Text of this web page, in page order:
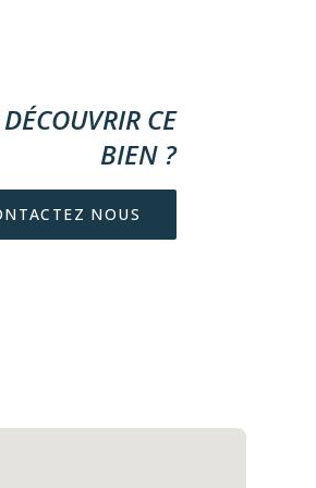
CE
BIEN ?
NOUS